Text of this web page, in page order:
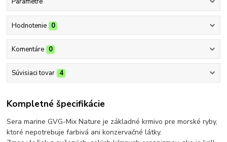
Hodnotenie 0
Komentáre 0
Súvisiaci tovar 4
Kompletné špecifikácie
Sera marine GVG-Mix Nature je základné krmivo pre morské ryby,
ktoré nepotrebuje farbivá ani konzervačné látky.